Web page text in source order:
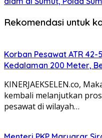
Rekomendasi untuk
Korban Pesawat ATR
Kedalaman 200 Meter,
KINERJAEKSELEN.co,
kembali melanjutkan
pesawat di wilayah…